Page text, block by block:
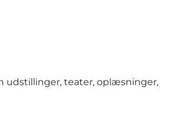
udstillinger, teater, oplæsninger,